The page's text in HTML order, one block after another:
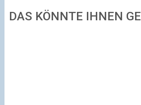
DAS KÖNNTE IHNEN